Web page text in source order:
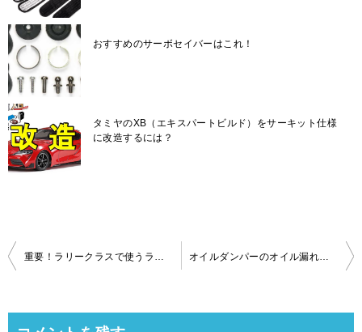
おすすめのサーボセイバーはこれ！
タミヤのXB（エキスパートビルド）をサーキット仕様
に改造するには？
投
重要！ラリークラスで使うラリーブロックタイヤのグリップ力について オイルダンパーのオイル漏れしないおすすめのOリング